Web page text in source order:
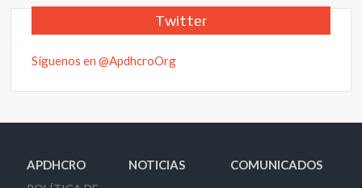
Twitter
Síguenos en @ApdhcroOrg
APDHCRO NOTICIAS COMUNICADOS